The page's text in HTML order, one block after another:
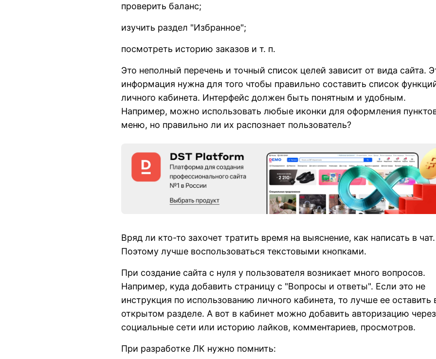
проверить баланс;
изучить раздел "Избранное";
посмотреть историю заказов и т. п.
Это неполный перечень и точный список целей зависит от вида сайта.
информация нужна для того чтобы правильно составить список
личного кабинета. Интерфейс должен быть понятным и удобным.
Например, можно использовать любые иконки для оформления
меню, но правильно ли их распознает пользователь?
Вряд ли кто-то захочет тратить время на выяснение, как написать в чат.
Поэтому лучше воспользоваться текстовыми кнопками.
При создание сайта с нуля у пользователя возникает много вопросов.
Например, куда добавить страницу с "Вопросы и ответы". Если это не
инструкция по использованию личного кабинета, то лучше ее оставить
открытом разделе. А вот в кабинет можно добавить авторизацию через
социальные сети или историю лайков, комментариев, просмотров.
При разработке ЛК нужно помнить: